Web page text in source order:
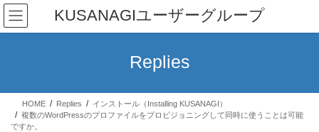
Skip
the
Skip
the
KUSANAGIユーザーグループ
Replies
HOME Replies
インストール（Installing KUSANAGI）
複数のWordPressのプロファイルをプロビジョニングして同時に使うことは可能
ですか。